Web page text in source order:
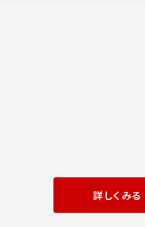
詳しくみる